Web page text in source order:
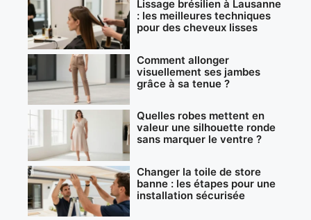
Lissage brésilien à Lausanne
: les meilleures techniques
pour des cheveux lisses
Comment allonger
visuellement ses jambes
grâce à sa tenue ?
Quelles robes mettent en
valeur une silhouette ronde
sans marquer le ventre ?
Changer la toile de store
banne : les étapes pour une
installation sécurisée